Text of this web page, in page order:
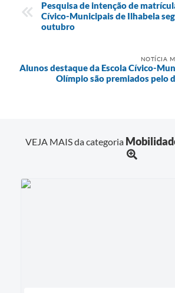
Pesquisa de intenção de
Cívico-Municipais de Ilhabela
outubro
NOTÍCIA
Alunos destaque da Escola Cívico-
Olímpio são premiados pelo
VEJA MAIS da categoria